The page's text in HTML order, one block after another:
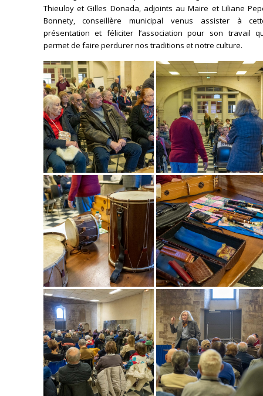
Thieuloy et Gilles Donada, adjoints au Maire et Liliane
Bonnety, conseillère municipal venus assister à
présentation et féliciter l’association pour son travail
permet de faire perdurer nos traditions et notre culture.